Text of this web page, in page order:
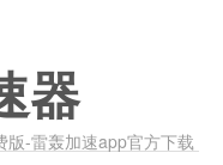
器
-雷轰加速app官方下载